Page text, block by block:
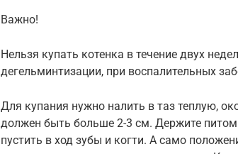
Важно!
Нельзя купать котенка в течение двух
дегельминтизации, при воспалительных
Для купания нужно налить в таз теплую,
должен быть больше 2-3 см. Держите
пустить в ход зубы и когти. А само